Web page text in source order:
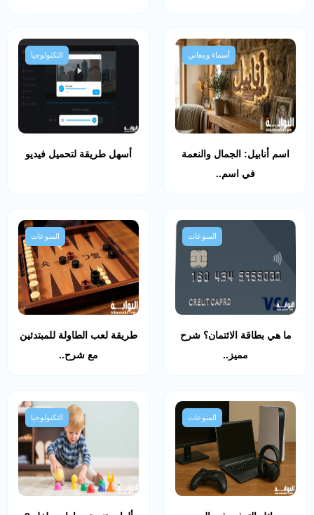
أسماء ومعاني
اسم أنابيل: الجمال والنعمة
في اسم..
التكنولوجيا
أسهل طريقة لتحميل فيديو
المنوعات
ما هي بطاقة الائتمان؟ شرح
مميز..
المنوعات
طريقة لعب الطاولة للمبتدئين
مع شرح..
المنوعات التكنولوجيا